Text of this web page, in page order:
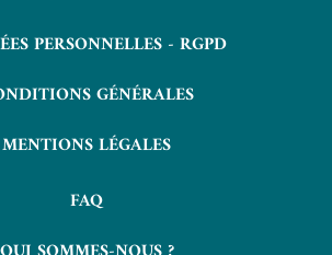
PERSONNELLES - RGPD
GÉNÉRALES
MENTIONS LÉGALES
FAQ